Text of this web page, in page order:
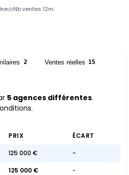
Nb ventes 12m
2 Ventes réelles 15
5 agences différentes.
PRIX ÉCART
125 000 € -
125 000 €
-